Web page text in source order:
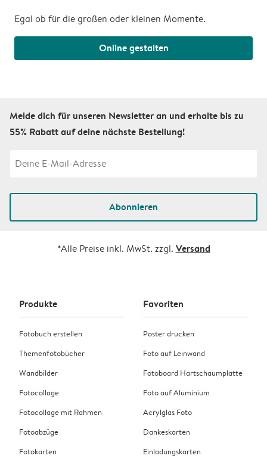
Egal ob für die großen oder kleinen Momente.
Online gestalten
Melde dich für unseren Newsletter an und erhalte bis zu
55% Rabatt auf deine nächste Bestellung!
Abonnieren
*Alle Preise inkl. MwSt. zzgl. Versand
Produkte
Fotobuch erstellen
Themenfotobücher
Wandbilder
Fotocollage
Fotocollage mit Rahmen
Fotoabzüge
Fotokarten
Favoriten
Poster drucken
Foto auf Leinwand
Fotoboard Hartschaumplatte
Foto auf Aluminium
Acrylglas Foto
Dankeskarten
Einladungskarten